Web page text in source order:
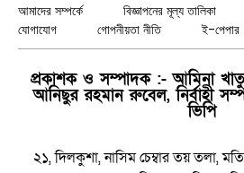
আমাদের সম্পর্কে বিজ্ঞাপনের মূল্য তালিকা
যোগাযোগ
গোপনীয়তা নীতি ই-পেপার
প্রকাশক ও সম্পাদক :- আমিনা
আনিছুর রহমান রুবেল, নির্বাহী
ভিপি
২১, দিলকুশা, নাসিম চেম্বার তয় তলা,